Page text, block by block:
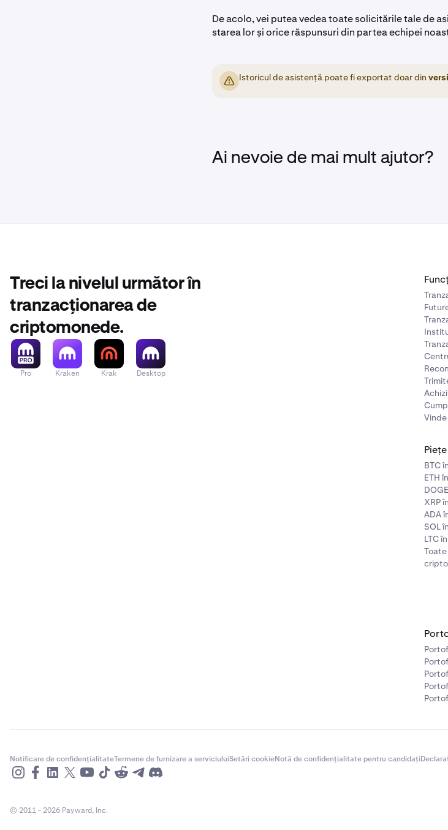
De acolo, vei putea vedea toate solicitările tale de
starea lor și orice răspunsuri din partea echipei
Istoricul de asistență poate fi exportat doar din
Ai nevoie de mai mult ajutor?
Treci la nivelul următor în
tranzacționarea de
criptomonede.
Pro Kraken Krak Desktop
BTC
ETH
XRP
ADA
SOL
LTC
Notificare de confidențialitateTermene de furnizare a serviciuluiSetări cookieNotă de confidențialitate pentru candidați
© 2011 - 2026 Payward, Inc.